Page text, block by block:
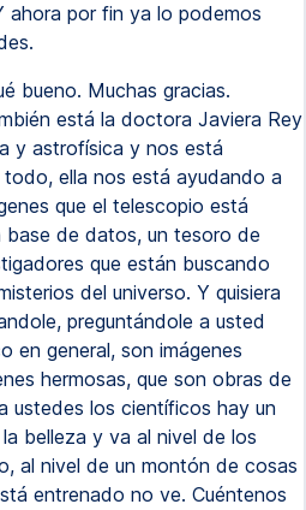
ahora por fin ya lo podemos
bueno. Muchas gracias.
está la doctora Javiera Rey
y astrofísica y nos está
ella nos está ayudando a
que el telescopio está
base de datos, un tesoro de
que están buscando
del universo. Y quisiera
preguntándole a usted
en general, son imágenes
hermosas, que son obras de
ustedes los científicos hay un
belleza y va al nivel de los
al nivel de un montón de cosas
entrenado no ve. Cuéntenos